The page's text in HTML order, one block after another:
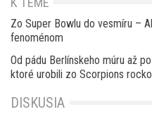
Zo Super Bowlu do vesmíru –
fenoménom
Od pádu Berlínskeho múru až
ktoré urobili zo Scorpions
DISKUSIA